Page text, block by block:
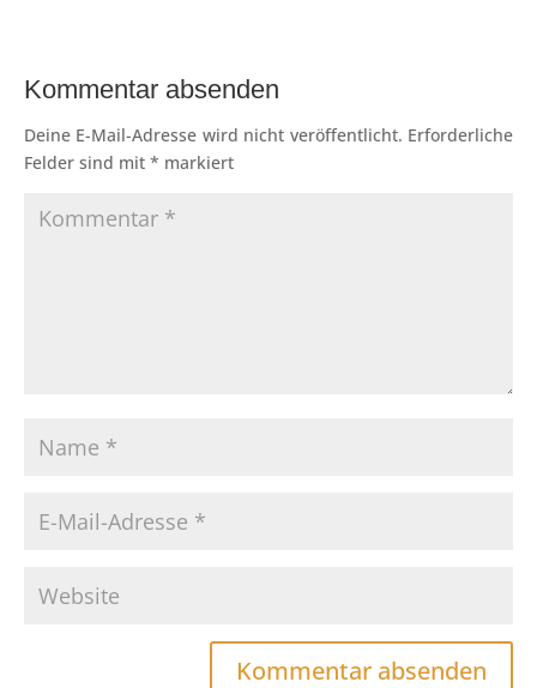
Kommentar absenden
Deine E-Mail-Adresse wird nicht veröffentlicht. Erforderliche
Felder sind mit * markiert